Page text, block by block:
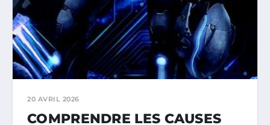
20 AVRIL 2026
COMPRENDRE LES CAUSES